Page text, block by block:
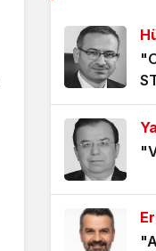
ÖLÜMÜ
5 yıl önce
HANGİ
5 yıl önce
VİZYONER
5 yıl önce